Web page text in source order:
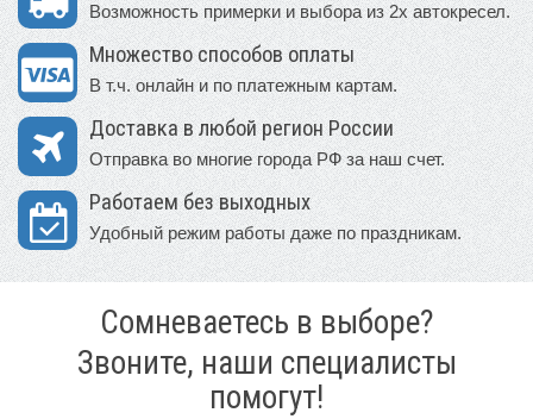
Возможность примерки и выбора из 2х автокресел.
Множество способов оплаты
В т.ч. онлайн и по платежным картам.
Доставка в любой регион России
Отправка во многие города РФ за наш счет.
Работаем без выходных
Удобный режим работы даже по праздникам.
Сомневаетесь в выборе?
Звоните, наши специалисты
помогут!